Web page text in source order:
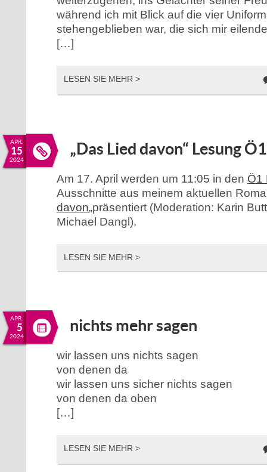
während ich mit Blick auf die vier
stehengeblieben war, die sich mir
[…]
LESEN SIE MEHR >
APR.
15
2024
„Das Lied davon“ Lesung
Am 17. April werden um 11:05 in den Ö1
Ausschnitte aus meinem aktuellen
davon„präsentiert (Moderation: Karin
Michael Dangl).
LESEN SIE MEHR >
APR.
5
2024
nichts mehr sagen
wir lassen uns nichts sagen
von denen da
wir lassen uns sicher nichts sagen
von denen da oben
[…]
LESEN SIE MEHR >